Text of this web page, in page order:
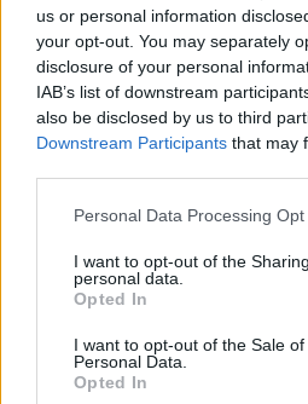
us or personal information
your opt-out. You may separately
disclosure of your personal
IAB’s list of downstream
also be disclosed by us to third
Downstream Participants that may
Personal Data Processing
I want to opt-out of the
personal data.
Opted In
I want to opt-out of the Sale of
Personal Data.
Opted In
Furabid (735)
Antibiotica - urineweginfectie
Mirtazapine (731)
Depressie - antidepressiva overig
Amitriptyline (699)
Depressie - antidepressiva overig
Ethinylestradiol /
Anticonceptie - eenfase
Psychose / schizofrenie -
Escitalopram (647)